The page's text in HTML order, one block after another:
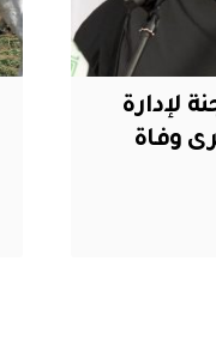
لإدارة
وفاة